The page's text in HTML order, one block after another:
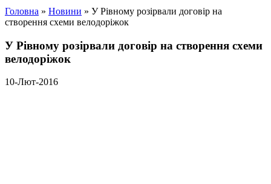
Головна » Новини » У Рівному розірвали договір на
створення схеми велодоріжок
У Рівному розірвали договір на створення схеми
велодоріжок
10-Лют-2016